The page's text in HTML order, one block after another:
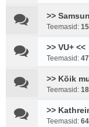
>>
Teemasid:
>> VU+ <<
Teemasid: 47
>> Kõik
Teemasid:
>>
Teemasid: 64